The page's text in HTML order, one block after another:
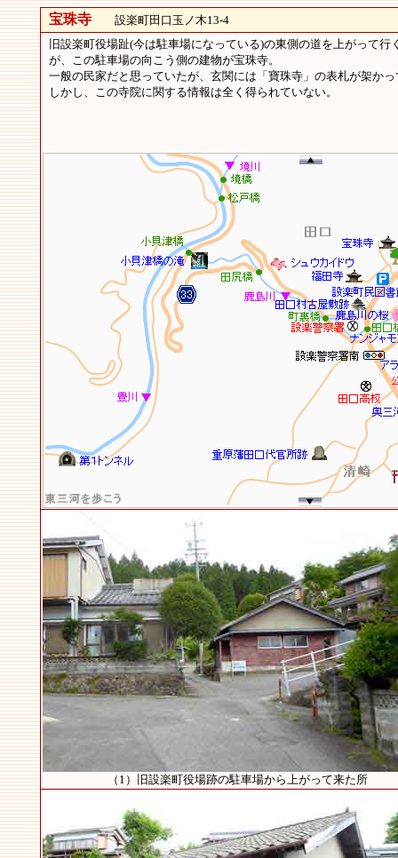
宝珠寺設楽町田口玉ノ木13-4
旧設楽町役場趾(今は駐車場になっている)の東側の道を上がって
が、この駐車場の向こう側の建物が宝珠寺。
一般の民家だと思っていたが、玄関には「寶珠寺」の表札が架かっ
しかし、この寺院に関する情報は全く得られていない。
（1）旧設楽町役場跡の駐車場から上がって来た所